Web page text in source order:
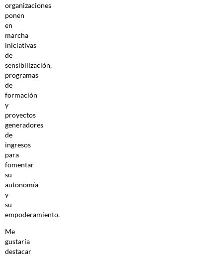
organizaciones
ponen
en
marcha
iniciativas
de
sensibilización,
programas
de
formación
y
proyectos
generadores
de
ingresos
para
fomentar
su
autonomía
y
su
empoderamiento.
Me
gustaría
destacar